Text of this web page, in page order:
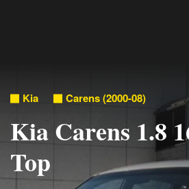
Kia Carens (2000-08)
Kia Carens 1.8
Top